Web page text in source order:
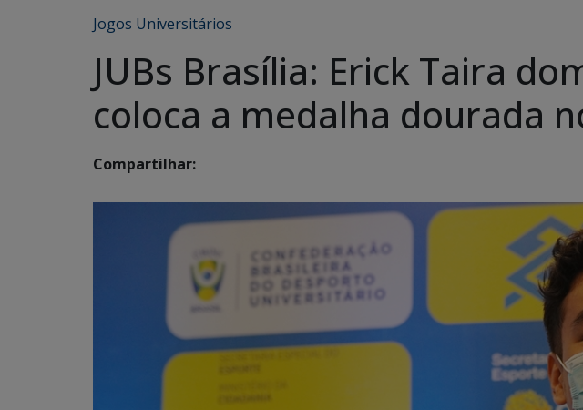
Jogos Universitários
JUBs Brasília: Erick Taira
coloca a medalha dourada
Compartilhar: